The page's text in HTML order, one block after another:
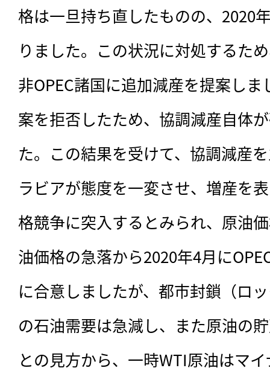
格は一旦持ち直したものの、2020
りました。この状況に対処するた
非OPEC諸国に追加減産を提案し
案を拒否したため、協調減産自体
た。この結果を受けて、協調減産
ラビアが態度を一変させ、増産を
格競争に突入するとみられ、原油
油価格の急落から2020年4月に
に合意しましたが、都市封鎖（ロ
の石油需要は急減し、また原油の
との見方から、一時WTI原油はマ